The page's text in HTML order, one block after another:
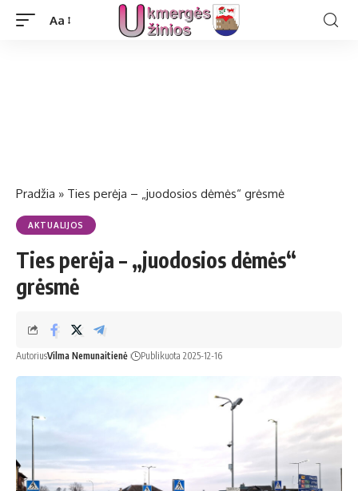
Aa
Pradžia » Ties perėja – „juodosios dėmės“ grėsmė
AKTUALIJOS
Ties perėja – „juodosios dėmės“
grėsmė
AutoriusVilma Nemunaitienė Publikuota 2025-12-16